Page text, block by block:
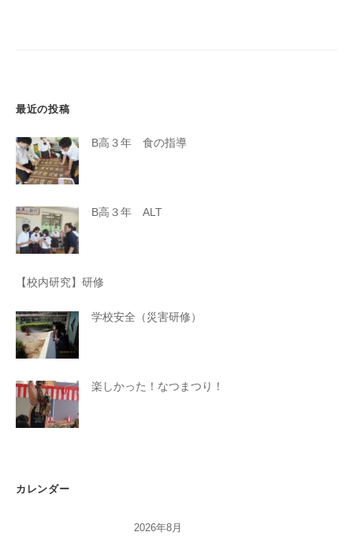
最近の投稿
B高３年 食の指導
B高３年 ALT
【校内研究】研修
学校安全（災害研修）
楽しかった！なつまつり！
カレンダー
2026年8月